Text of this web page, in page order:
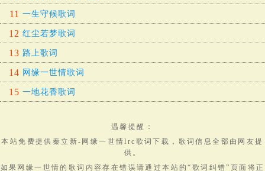
11 一生守候歌词
12 红尘若梦歌词
13 路上歌词
14 网缘一世情歌词
15 一地花香歌词
温馨提醒：
本站免费提供 秦立新-网缘一世情lrc歌词下载 ， 歌词信息全部由网友提
供。
如果网缘一世情的歌词内容存在错误请通过本站的“歌词纠错”页面将正